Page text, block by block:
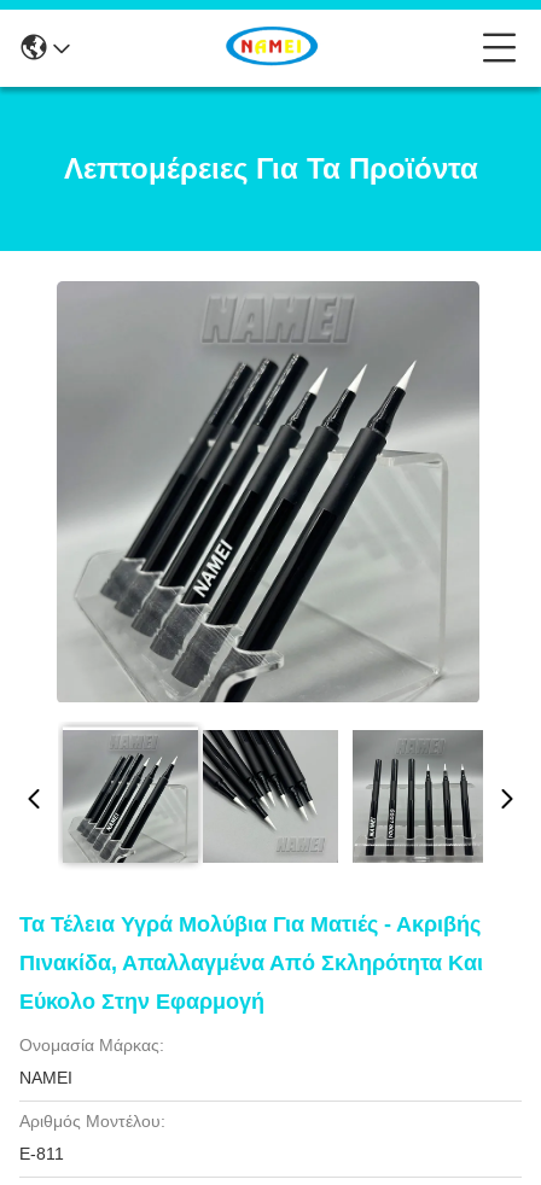
Λεπτομέρειες Για Τα Προϊόντα
Τα Τέλεια Υγρά Μολύβια Για Ματιές - Ακριβής
Πινακίδα, Απαλλαγμένα Από Σκληρότητα Και
Εύκολο Στην Εφαρμογή
Ονομασία Μάρκας:
NAMEI
Αριθμός Μοντέλου:
Ε-811